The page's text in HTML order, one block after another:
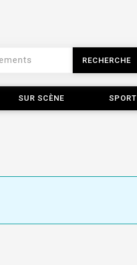
RECHERCHE
SUR SCÈNE SPORT